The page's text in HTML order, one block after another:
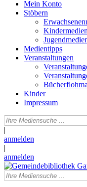
Mein Konto
Stöbern
Kindermedien
Medientipps
Veranstaltungen
Kinder
Impressum
|
anmelden
|
anmelden